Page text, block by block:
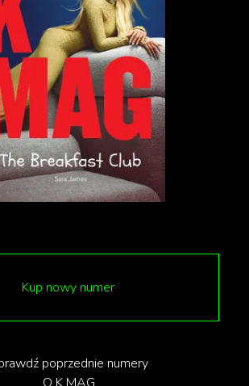
wykreowana przez Robbiego
Michaela Graceya, którego
zobaczyć w filmie „Król
Kup nowy numer
poprzednie numery